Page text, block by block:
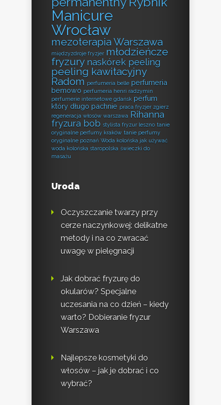
Manicure
Wrocław
mezoterapia Warszawa
międzyzdroje fryzjer młodzieńcze
fryzury naskórek peeling
peeling kawitacyjny
Radom perfumeria belle perfumeria
bemowo perfumeria henri radzymin
perfumerie internetowe gdańsk perfum
który długo pachnie praca fryzjer zgierz
regeneracja włosów warszawa Rihanna
fryzura bob stylista fryzur leszno tanie
oryginalne perfumy kraków tanie perfumy
oryginalne poznań Woda kolońska jak używać
woda kolońska staropolska świeczki do
masażu
Uroda
Oczyszczanie twarzy przy
cerze naczynkowej: delikatne
metody i na co zwracać
uwagę w pielęgnacji
Jak dobrać fryzurę do
okularów? Specjalne
uczesania na co dzień – kiedy
warto? Dobieranie fryzur
Warszawa
Najlepsze kosmetyki do
włosów – jak je dobrać i co
wybrać?